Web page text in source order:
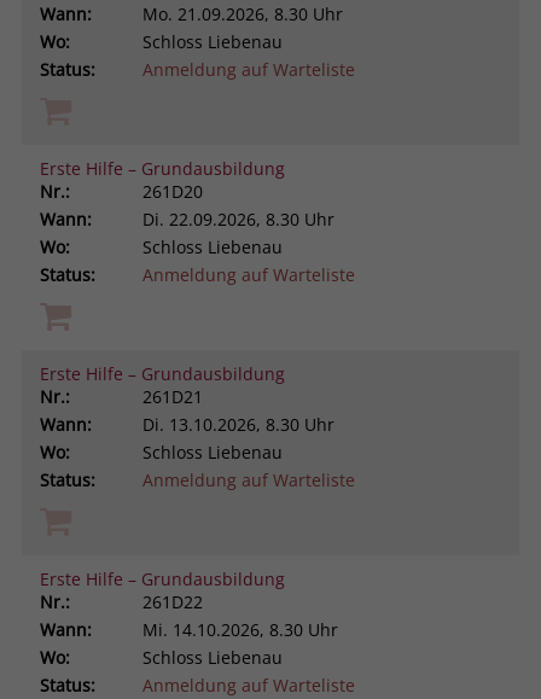
Wann:
Mo. 21.09.2026, 8.30 Uhr
Wo:
Schloss Liebenau
Status:
Anmeldung auf Warteliste
Erste Hilfe – Grundausbildung
Nr.:
261D20
Wann:
Di. 22.09.2026, 8.30 Uhr
Wo:
Schloss Liebenau
Status:
Anmeldung auf Warteliste
Erste Hilfe – Grundausbildung
Nr.:
261D21
Wann:
Di. 13.10.2026, 8.30 Uhr
Wo:
Schloss Liebenau
Status:
Anmeldung auf Warteliste
Erste Hilfe – Grundausbildung
Nr.:
261D22
Wann:
Mi. 14.10.2026, 8.30 Uhr
Wo:
Schloss Liebenau
Status:
Anmeldung auf Warteliste